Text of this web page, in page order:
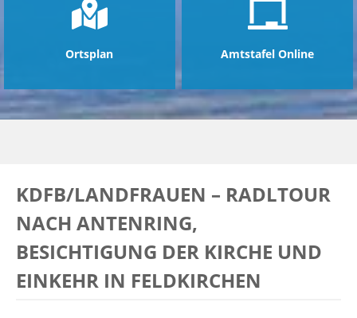
Ortsplan Amtstafel Online
KDFB/LANDFRAUEN – RADLTOUR
NACH ANTENRING,
BESICHTIGUNG DER KIRCHE UND
EINKEHR IN FELDKIRCHEN